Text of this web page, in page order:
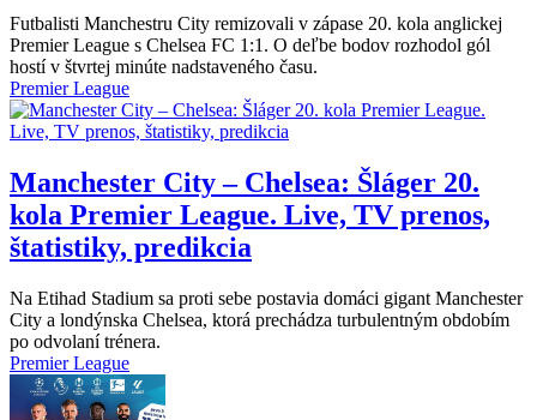
Futbalisti Manchestru City remizovali v zápase 20. kola anglickej
Premier League s Chelsea FC 1:1. O deľbe bodov rozhodol gól
hostí v štvrtej minúte nadstaveného času.
Premier League
Manchester City – Chelsea: Šláger 20.
kola Premier League. Live, TV prenos,
štatistiky, predikcia
Na Etihad Stadium sa proti sebe postavia domáci gigant Manchester
City a londýnska Chelsea, ktorá prechádza turbulentným obdobím
po odvolaní trénera.
Premier League